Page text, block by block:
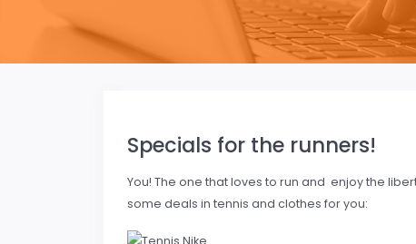
Specials for the runners!
You! The one that loves to run and enjoy the
some deals in tennis and clothes for you: